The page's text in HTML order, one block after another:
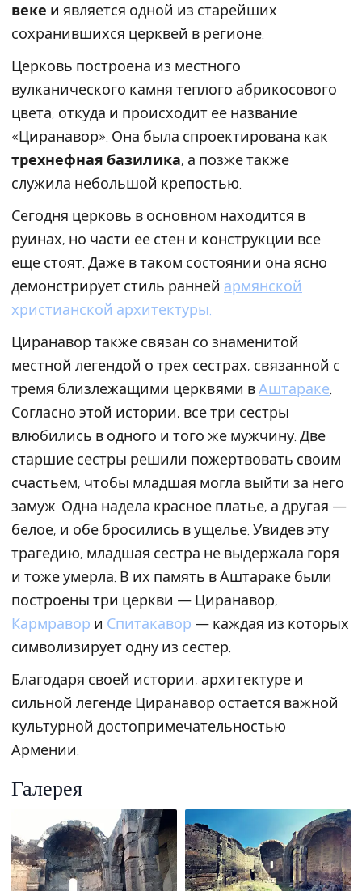
веке и является одной из старейших
сохранившихся церквей в регионе.
Церковь построена из местного
вулканического камня теплого абрикосового
цвета, откуда и происходит ее название
«Циранавор». Она была спроектирована как
трехнефная базилика, а позже также
служила небольшой крепостью.
Сегодня церковь в основном находится в
руинах, но части ее стен и конструкции все
еще стоят. Даже в таком состоянии она ясно
демонстрирует стиль ранней армянской
христианской архитектуры.
Циранавор также связан со знаменитой
местной легендой о трех сестрах, связанной с
тремя близлежащими церквями вАштараке.
Согласно этой истории, все три сестры
влюбились в одного и того же мужчину. Две
старшие сестры решили пожертвовать своим
счастьем, чтобы младшая могла выйти за него
замуж. Одна надела красное платье, а другая —
белое, и обе бросились в ущелье. Увидев эту
трагедию, младшая сестра не выдержала горя
и тоже умерла. В их память в Аштараке были
построены три церкви — Циранавор,
Кармравор и Спитакавор — каждая из которых
символизирует одну из сестер.
Благодаря своей истории, архитектуре и
сильной легенде Циранавор остается важной
культурной достопримечательностью
Армении.
Галерея